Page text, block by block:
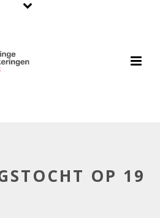
OP 19